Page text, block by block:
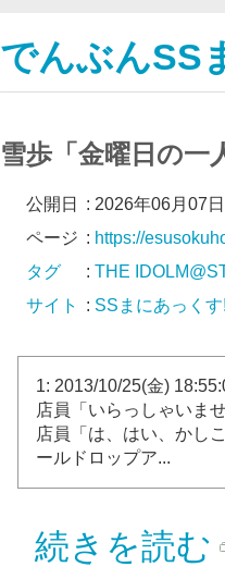
でんぶんSS
雪歩「金曜日の一
公開日 : 2026年06月07
ページ : https://
タグ
: THE
サイト
: SSまにあっくす!
1: 2013/10/25(金)
店員「いらっしゃいま
店員「は、はい、かし
ールドロップア...
続きを読む